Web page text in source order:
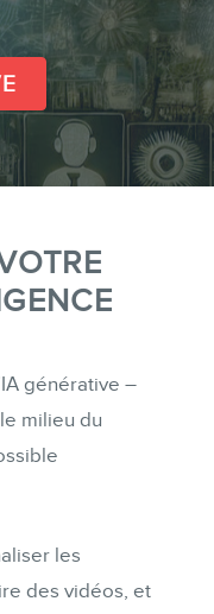
en ligne
IA (GEO)
générative –
milieu du
les
des vidéos, et